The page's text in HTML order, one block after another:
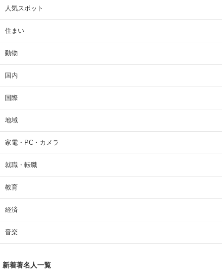
人気スポット
住まい
動物
国内
国際
地域
家電・PC・カメラ
就職・転職
教育
経済
音楽
新着著名人一覧